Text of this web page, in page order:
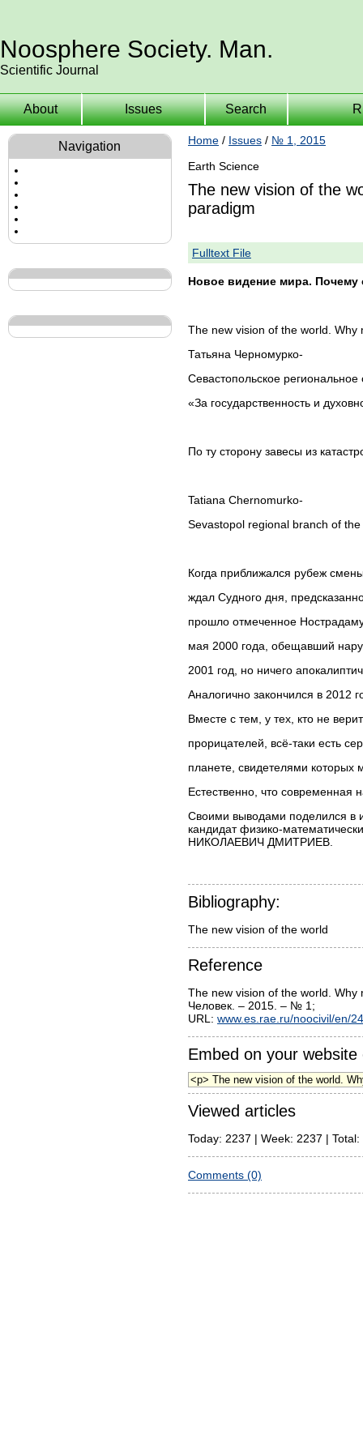
Noosphere Society. Man.
Scientific Journal
About Issues Search
Navigation Home / Issues / № 1, 2015
Earth Science
The new vision of the
paradigm
Fulltext File
Новое видение мира. Почему
The new vision of the world.
Татьяна Черномурко-
Севастопольское
«За государственность и
По ту сторону завесы из
Tatiana Chernomurko-
Sevastopol regional branch of
Когда приближался рубеж
ждал Судного дня,
прошло отмеченное
мая 2000 года, обещавший
2001 год, но ничего
Аналогично закончился в 2012
Вместе с тем, у тех, кто не
прорицателей, всё-таки есть
планете, свидетелями которых
Естественно, что современная
Своими выводами поделился в
кандидат физико-
НИКОЛАЕВИЧ ДМИТРИЕВ.
Bibliography:
Reference
The new vision of the world.
Человек. – 2015. – № 1;
URL: www.es.rae.ru/noocivil/en/
Embed on your website
Viewed articles
Today: 2237 | Week: 2237 | Total:
Comments (0)